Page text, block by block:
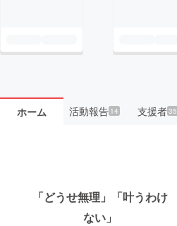
ホーム 活動報告14 支援者35
「どうせ無理」「叶うわけ
ない」